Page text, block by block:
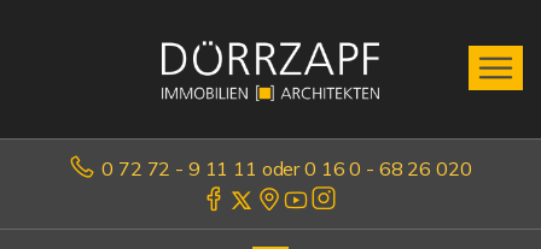
0 72 72 - 9 11 11 oder 0 16 0 - 68 26 020